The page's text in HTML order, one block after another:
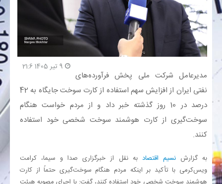
اجتماعی
صنعت معدن و تجارت
بیمه و بورس
بانک
انرژی
خانه
مدیرعامل شرکت ملی پخش فرآورده‌های
نفتی ایران از افزایش سهم استفاده از کارت سوخت جایگاه به 42
درصد در 10 روز گذشته خبر داد و از مردم خواست هنگام
سوخت‌گیری از کارت هوشمند سوخت شخصی خود استفاده
کنند.
به گزارشنسیم اقتصاد به نقل از خبرگزاری صدا و سیما، کرامت
ویس‌کرمی با تأکید بر اینکه مردم هنگام سوخت‌گیری حتماً از کارت